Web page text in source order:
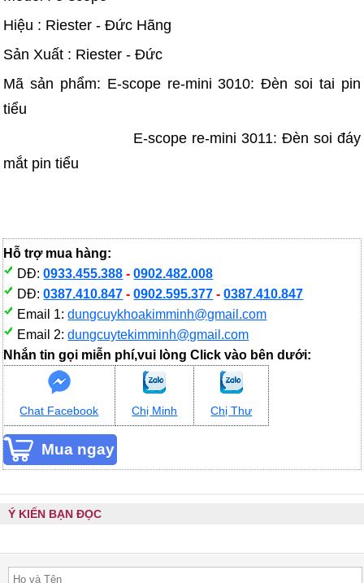
Hiệu : Riester - Đức Hãng
Sản Xuất : Riester - Đức
Mã sản phẩm: E-scope re-mini 3010: Đèn soi tai pin
tiểu
E-scope re-mini 3011: Đèn soi đáy
mắt pin tiểu
Hỗ trợ mua hàng:
DĐ:0933.455.388 -0902.482.008
DĐ:0387.410.847 -0902.595.377 -0387.410.847
Email 1:dungcuykhoakimminh@gmail.com
Email 2:dungcuytekimminh@gmail.com
Nhắn tin gọi miễn phí,vui lòng Click vào bên dưới:
Chat Facebook Chị Minh Chị Thư
Ý KIẾN BẠN ĐỌC